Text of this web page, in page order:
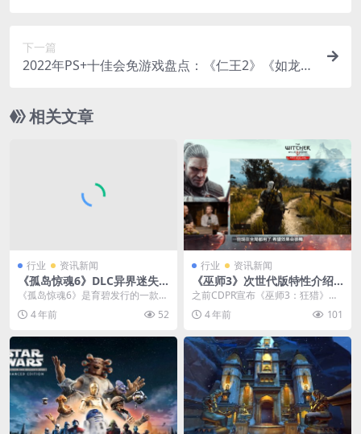
下一篇
2022年PS+十佳会免游戏盘点：《仁王2》《如龙
相关文章
行业 资讯新闻
《孤岛惊魂6》DLC异界迷失
实机演示 全新的丹尼故事
《孤岛惊魂6》是育碧发行的一款第
一人称射击游戏，该作新DLC异界
迷失将在12月6...
4 年前 52
行业 资讯新闻
《巫师3》次世代版特性介绍
支持光追，加入中文配音
之前CDPR宣布《巫师3：狂猎》次
世代更新将于12月14日于PC、PS5
和Xbo...
4 年前 101